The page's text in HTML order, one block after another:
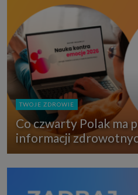
TWOJE ZDROWIE
Co czwarty Polak ma
informacji